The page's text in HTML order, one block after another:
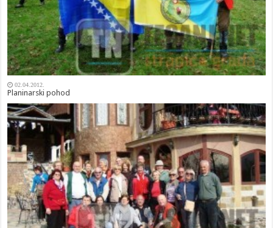
02.04.2012.
Planinarski pohod